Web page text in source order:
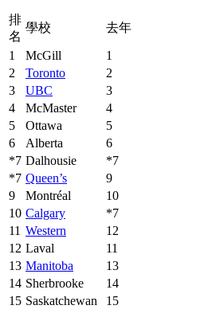
排
名
學校 去年
1 McGill
1
2
Toronto
2
3
UBC
3
4
McMaster
4
5
Ottawa
5
6
Alberta
6
*7 Dalhousie
*7
*7 Queen’s
9
9
Montréal
10
10 Calgary
*7
11 Western
12
12 Laval
11
13 Manitoba
13
14 Sherbrooke
14
15 Saskatchewan 15